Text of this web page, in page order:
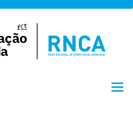
Menu